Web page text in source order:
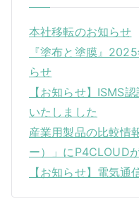
本社移転のお知らせ
『塗布と塗膜』
らせ
【お知らせ】ISMS
いたしました
産業用製品の比較情
ー）」にP4CLOUD
【お知らせ】電気